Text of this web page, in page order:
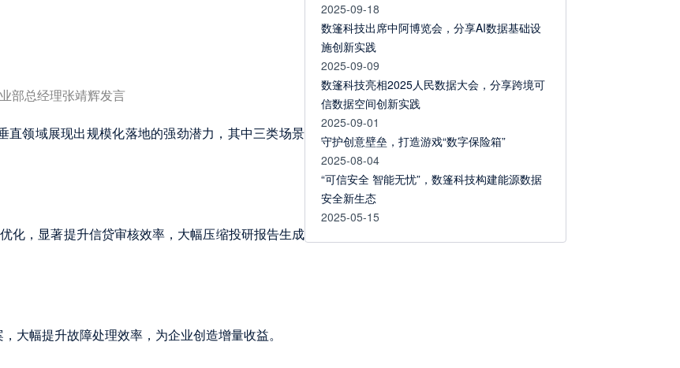
部总经理张靖辉发言
领域展现出规模化落地的强劲潜力，其中三类场景
化，显著提升信贷审核效率，大幅压缩投研报告生成
大幅提升故障处理效率，为企业创造增量收益。
2025-09-18
数篷科技出席中阿博览会，分享AI数据基础设
施创新实践
2025-09-09
数篷科技亮相2025人民数据大会，分享跨境可
信数据空间创新实践
2025-09-01
守护创意壁垒，打造游戏“数字保险箱”
2025-08-04
“可信安全 智能无忧”，数篷科技构建能源数据
安全新生态
2025-05-15